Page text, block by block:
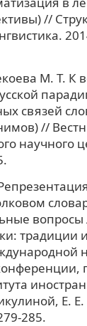
//
М. Т. К
связей
//
научного
вопросы
традиции
Е.
285.